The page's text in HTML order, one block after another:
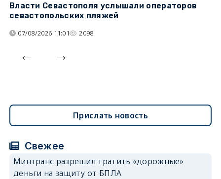
Власти Севастополя услышали операторов
севастопольских пляжей
07/08/2026 11:01 2098
Прислать новость
Свежее
Минтранс разрешил тратить «дорожные»
деньги на защиту от БПЛА